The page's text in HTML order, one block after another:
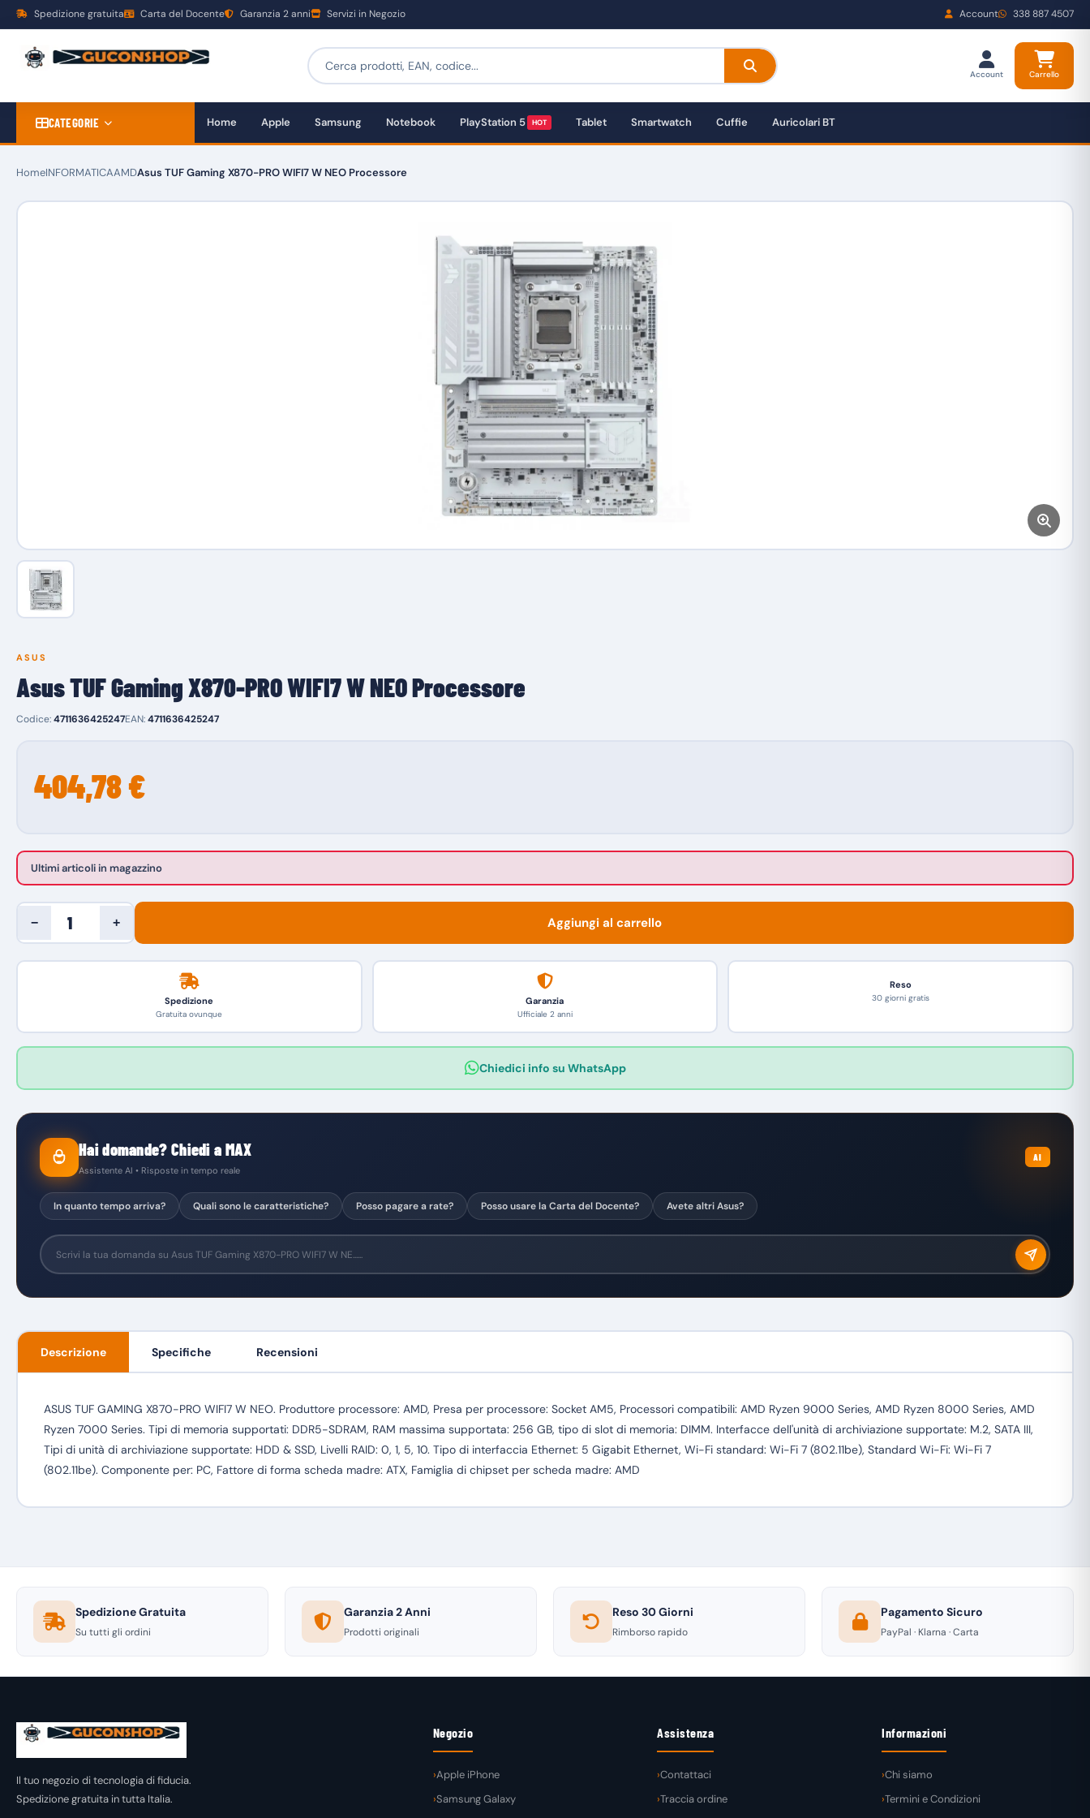
Spedizione gratuita Carta del Docente Garanzia 2 anni Servizi in Negozio Account 338 887 4507
Account Carrello
CATEGORIE Home Apple Samsung Notebook PlayStation 5 HOT Tablet Smartwatch Cuffie Auricolari BT
HomeINFORMATICAAMDAsus TUF Gaming X870-PRO WIFI7 W NEO Processore
ASUS
Asus TUF Gaming X870-PRO WIFI7 W NEO Processore
Codice:4711636425247EAN:4711636425247
404,78 €
Ultimi articoli in magazzino
− + Aggiungi al carrello
Spedizione
Gratuita ovunque
Garanzia
Ufficiale 2 anni
Reso
30 giorni gratis
Chiedici info su WhatsApp
Hai domande? Chiedi a MAX
Assistente AI • Risposte in tempo reale
AI
In quanto tempo arriva? Quali sono le caratteristiche? Posso pagare a rate? Posso usare la Carta del Docente? Avete altri Asus?
Descrizione Specifiche Recensioni
ASUS TUF GAMING X870-PRO WIFI7 W NEO. Produttore processore: AMD, Presa per processore: Socket AM5, Processori compatibili: AMD Ryzen 9000 Series, AMD Ryzen 8000 Series, AMD
Ryzen 7000 Series. Tipi di memoria supportati: DDR5-SDRAM, RAM massima supportata: 256 GB, tipo di slot di memoria: DIMM. Interfacce dell'unità di archiviazione supportate: M.2, SATA III,
Tipi di unità di archiviazione supportate: HDD & SSD, Livelli RAID: 0, 1, 5, 10. Tipo di interfaccia Ethernet: 5 Gigabit Ethernet, Wi-Fi standard: Wi-Fi 7 (802.11be), Standard Wi-Fi: Wi-Fi 7
(802.11be). Componente per: PC, Fattore di forma scheda madre: ATX, Famiglia di chipset per scheda madre: AMD
Spedizione Gratuita
Su tutti gli ordini
Garanzia 2 Anni
Prodotti originali
Reso 30 Giorni
Rimborso rapido
Pagamento Sicuro
PayPal · Klarna · Carta
Il tuo negozio di tecnologia di fiducia.
Spedizione gratuita in tutta Italia.
Negozio
Apple iPhone
Samsung Galaxy
Assistenza
Contattaci
Traccia ordine
Informazioni
Chi siamo
Termini e Condizioni